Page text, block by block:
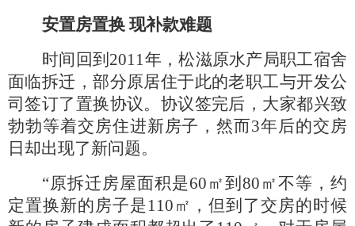
安置房置换 现补款难题
时间回到 2011年，松滋原水产局职工宿舍
面临拆迁，部分原居住于此的老职工与开发公
司签订了置换协议。协议签完后，大家都兴致
勃勃等着交房住进新房子，然而3年后的交房
日却出现了新问题。
“原拆迁房屋面积是60㎡到80㎡不等，约
定置换新的房子是110㎡，但到了交房的时候